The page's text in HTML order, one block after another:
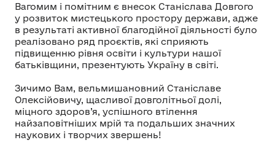
Вагомим і помітним є внесок Станіслава Довгого
у розвиток мистецького простору держави, адже
в результаті активної благодійної діяльності було
реалізовано ряд проєктів, які сприяють
підвищенню рівня освіти і культури нашої
батьківщини, презентують Україну в світі.
Зичимо Вам, вельмишановний Станіславе
Олексійовичу, щасливої довголітньої долі,
міцного здоров’я, успішного втілення
найзаповітніших мрій та подальших значних
наукових і творчих звершень!